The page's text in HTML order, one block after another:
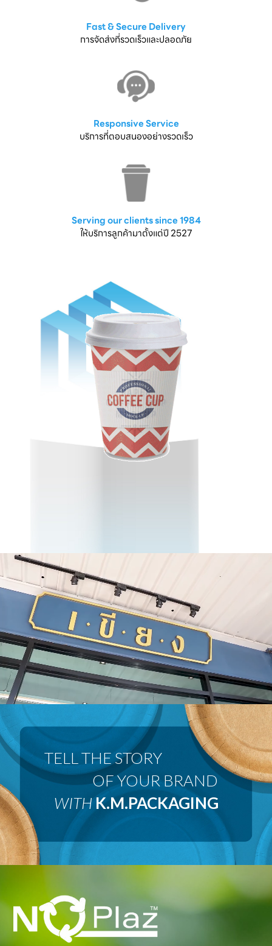
Fast & Secure Delivery
การจัดส่งที่รวดเร็วและปลอดภัย
Responsive Service
บริการที่ตอบสนองอย่างรวดเร็ว
Serving our clients since 1984
ให้บริการลูกค้ามาตั้งแต่ปี 2527
OF YOUR BRAND
WITHK.M.PACKAGING